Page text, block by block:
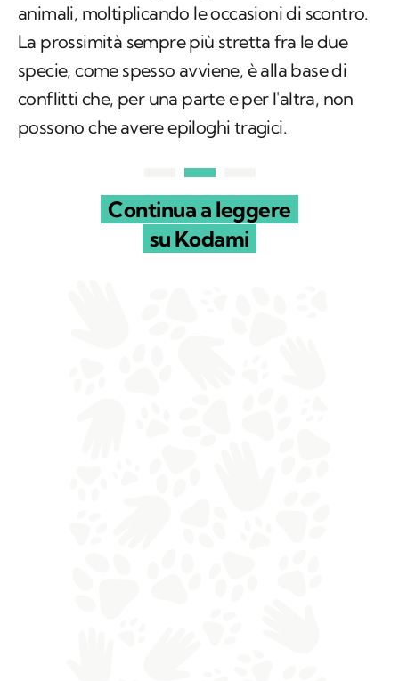
animali, moltiplicando le occasioni di scontro.
La prossimità sempre più stretta fra le due
specie, come spesso avviene, è alla base di
conflitti che, per una parte e per l'altra, non
possono che avere epiloghi tragici.
Continua a leggere
su Kodami